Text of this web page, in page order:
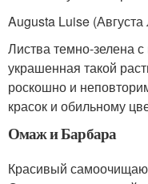
Augusta Luise
Листва темно-зелена
украшенная такой
роскошно и
красок и обильному
Омаж и Барбара
Красивый